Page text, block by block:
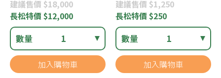
建議售價 $18,000
長松特價 $12,000
數量 1
加入購物車
建議售價 $1,250
長松特價 $250
數量 1
加入購物車